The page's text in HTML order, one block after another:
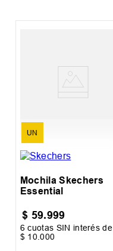
UN
Mochila Skechers
Essential
$ 59.999
6 cuotas SIN interés de
$ 10 .000